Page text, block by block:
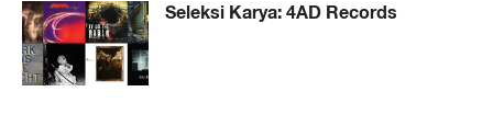
Seleksi Karya: 4AD Records